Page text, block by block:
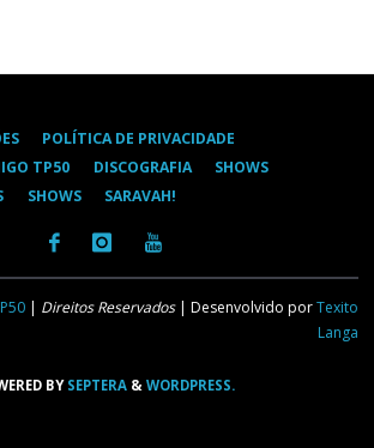
POLÍTICA DE PRIVACIDADE
TP50 DISCOGRAFIA
SHOWS
SHOWS SARAVAH!
| Direitos Reservados| Desenvolvido porTexito
Langa
BYSEPTERA & WORDPRESS.